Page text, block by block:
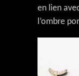
en lien
l’ombre